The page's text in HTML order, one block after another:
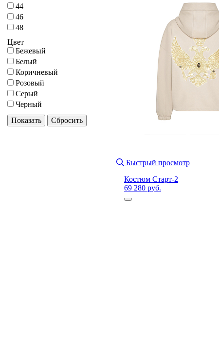
44
46
48
Цвет
Бежевый
Белый
Коричневый
Розовый
Серый
Черный
Быстрый просмотр
Костюм Старт-2
69 280 руб.